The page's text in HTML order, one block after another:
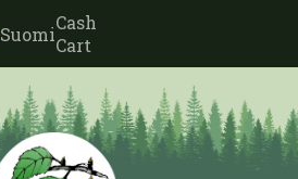
SuomiCash
Cart